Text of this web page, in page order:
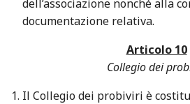
dell’associazione nonché alla
documentazione relativa.
Articolo 10
Collegio dei
Il Collegio dei probiviri è